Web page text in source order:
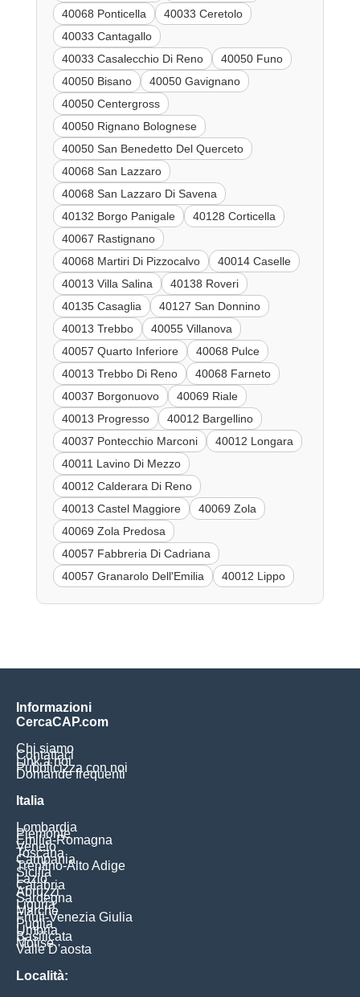
40068 Ponticella
40033 Ceretolo
40033 Cantagallo
40033 Casalecchio Di Reno
40050 Funo
40050 Bisano
40050 Gavignano
40050 Centergross
40050 Rignano Bolognese
40050 San Benedetto Del Querceto
40068 San Lazzaro
40068 San Lazzaro Di Savena
40132 Borgo Panigale
40128 Corticella
40067 Rastignano
40068 Martiri Di Pizzocalvo
40014 Caselle
40013 Villa Salina
40138 Roveri
40135 Casaglia
40127 San Donnino
40013 Trebbo
40055 Villanova
40057 Quarto Inferiore
40068 Pulce
40013 Trebbo Di Reno
40068 Farneto
40037 Borgonuovo
40069 Riale
40013 Progresso
40012 Bargellino
40037 Pontecchio Marconi
40012 Longara
40011 Lavino Di Mezzo
40012 Calderara Di Reno
40013 Castel Maggiore
40069 Zola
40069 Zola Predosa
40057 Fabbreria Di Cadriana
40057 Granarolo Dell'Emilia
40012 Lippo
Informazioni
CercaCAP.com
Chi siamo
Contattaci
Link a noi
Pubblicizza con noi
Domande frequenti
Italia
Lombardia
Piemonte
Emilia-Romagna
Veneto
Toscana
Campania
Trentino-Alto Adige
Sicilia
Lazio
Calabria
Abruzzi
Sardegna
Liguria
Marche
Friuli-Venezia Giulia
Puglia
Umbria
Basilicata
Molise
Valle D'aosta
Località: